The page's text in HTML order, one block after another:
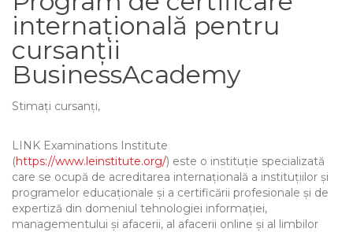
internațională pentru
cursanții
BusinessAcademy
Stimați cursanți,
LINK Examinations Institute
(https://www.leinstitute.org/) este o instituție specializată
care se ocupă de acreditarea internațională a instituțiilor și
programelor educaționale și a certificării profesionale și de
expertiză din domeniul tehnologiei informației,
managementului și afacerii, al afacerii online și al limbilor